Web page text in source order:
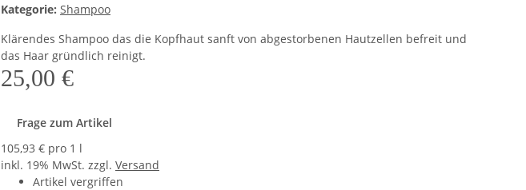
Kategorie: Shampoo
Klärendes Shampoo das die Kopfhaut sanft von abgestorbenen Hautzellen befreit und
das Haar gründlich reinigt.
25,00 €
Frage zum Artikel
105,93 € pro 1 l
inkl. 19% MwSt. zzgl. Versand
Artikel vergriffen